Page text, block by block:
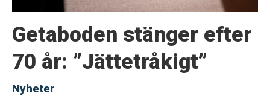
Getaboden stänger efter
70 år: ”Jättetråkigt”
Nyheter